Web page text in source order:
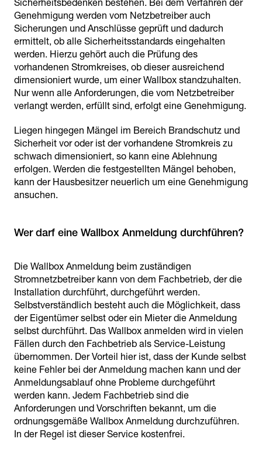
Sicherheitsbedenken bestehen. Bei dem Verfahren der
Genehmigung werden vom Netzbetreiber auch
Sicherungen und Anschlüsse geprüft und dadurch
ermittelt, ob alle Sicherheitsstandards eingehalten
werden. Hierzu gehört auch die Prüfung des
vorhandenen Stromkreises, ob dieser ausreichend
dimensioniert wurde, um einer Wallbox standzuhalten.
Nur wenn alle Anforderungen, die vom Netzbetreiber
verlangt werden, erfüllt sind, erfolgt eine Genehmigung.
Liegen hingegen Mängel im Bereich Brandschutz und
Sicherheit vor oder ist der vorhandene Stromkreis zu
schwach dimensioniert, so kann eine Ablehnung
erfolgen. Werden die festgestellten Mängel behoben,
kann der Hausbesitzer neuerlich um eine Genehmigung
ansuchen.
Wer darf eine Wallbox Anmeldung durchführen?
Die Wallbox Anmeldung beim zuständigen
Stromnetzbetreiber kann von dem Fachbetrieb, der die
Installation durchführt, durchgeführt werden.
Selbstverständlich besteht auch die Möglichkeit, dass
der Eigentümer selbst oder ein Mieter die Anmeldung
selbst durchführt. Das Wallbox anmelden wird in vielen
Fällen durch den Fachbetrieb als Service-Leistung
übernommen. Der Vorteil hier ist, dass der Kunde selbst
keine Fehler bei der Anmeldung machen kann und der
Anmeldungsablauf ohne Probleme durchgeführt
werden kann. Jedem Fachbetrieb sind die
Anforderungen und Vorschriften bekannt, um die
ordnungsgemäße Wallbox Anmeldung durchzuführen.
In der Regel ist dieser Service kostenfrei.